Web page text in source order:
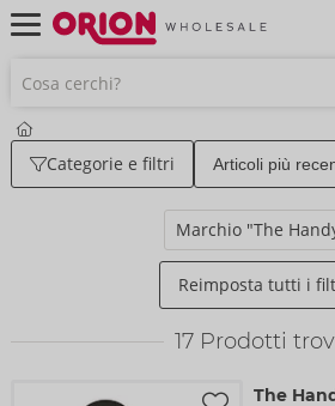
Categorie e filtri
Marchio "The
Reimposta tutti i
17Prodotti
The